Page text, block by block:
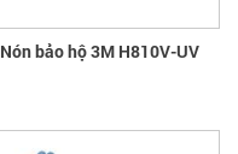
Nón bảo hộ 3M H810V-UV